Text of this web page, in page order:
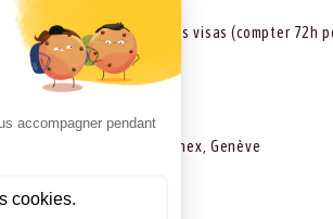
de 9h à 12h pour les visas (compter 72h
à Genève
1218 Le Grand-Saconnex, Genève